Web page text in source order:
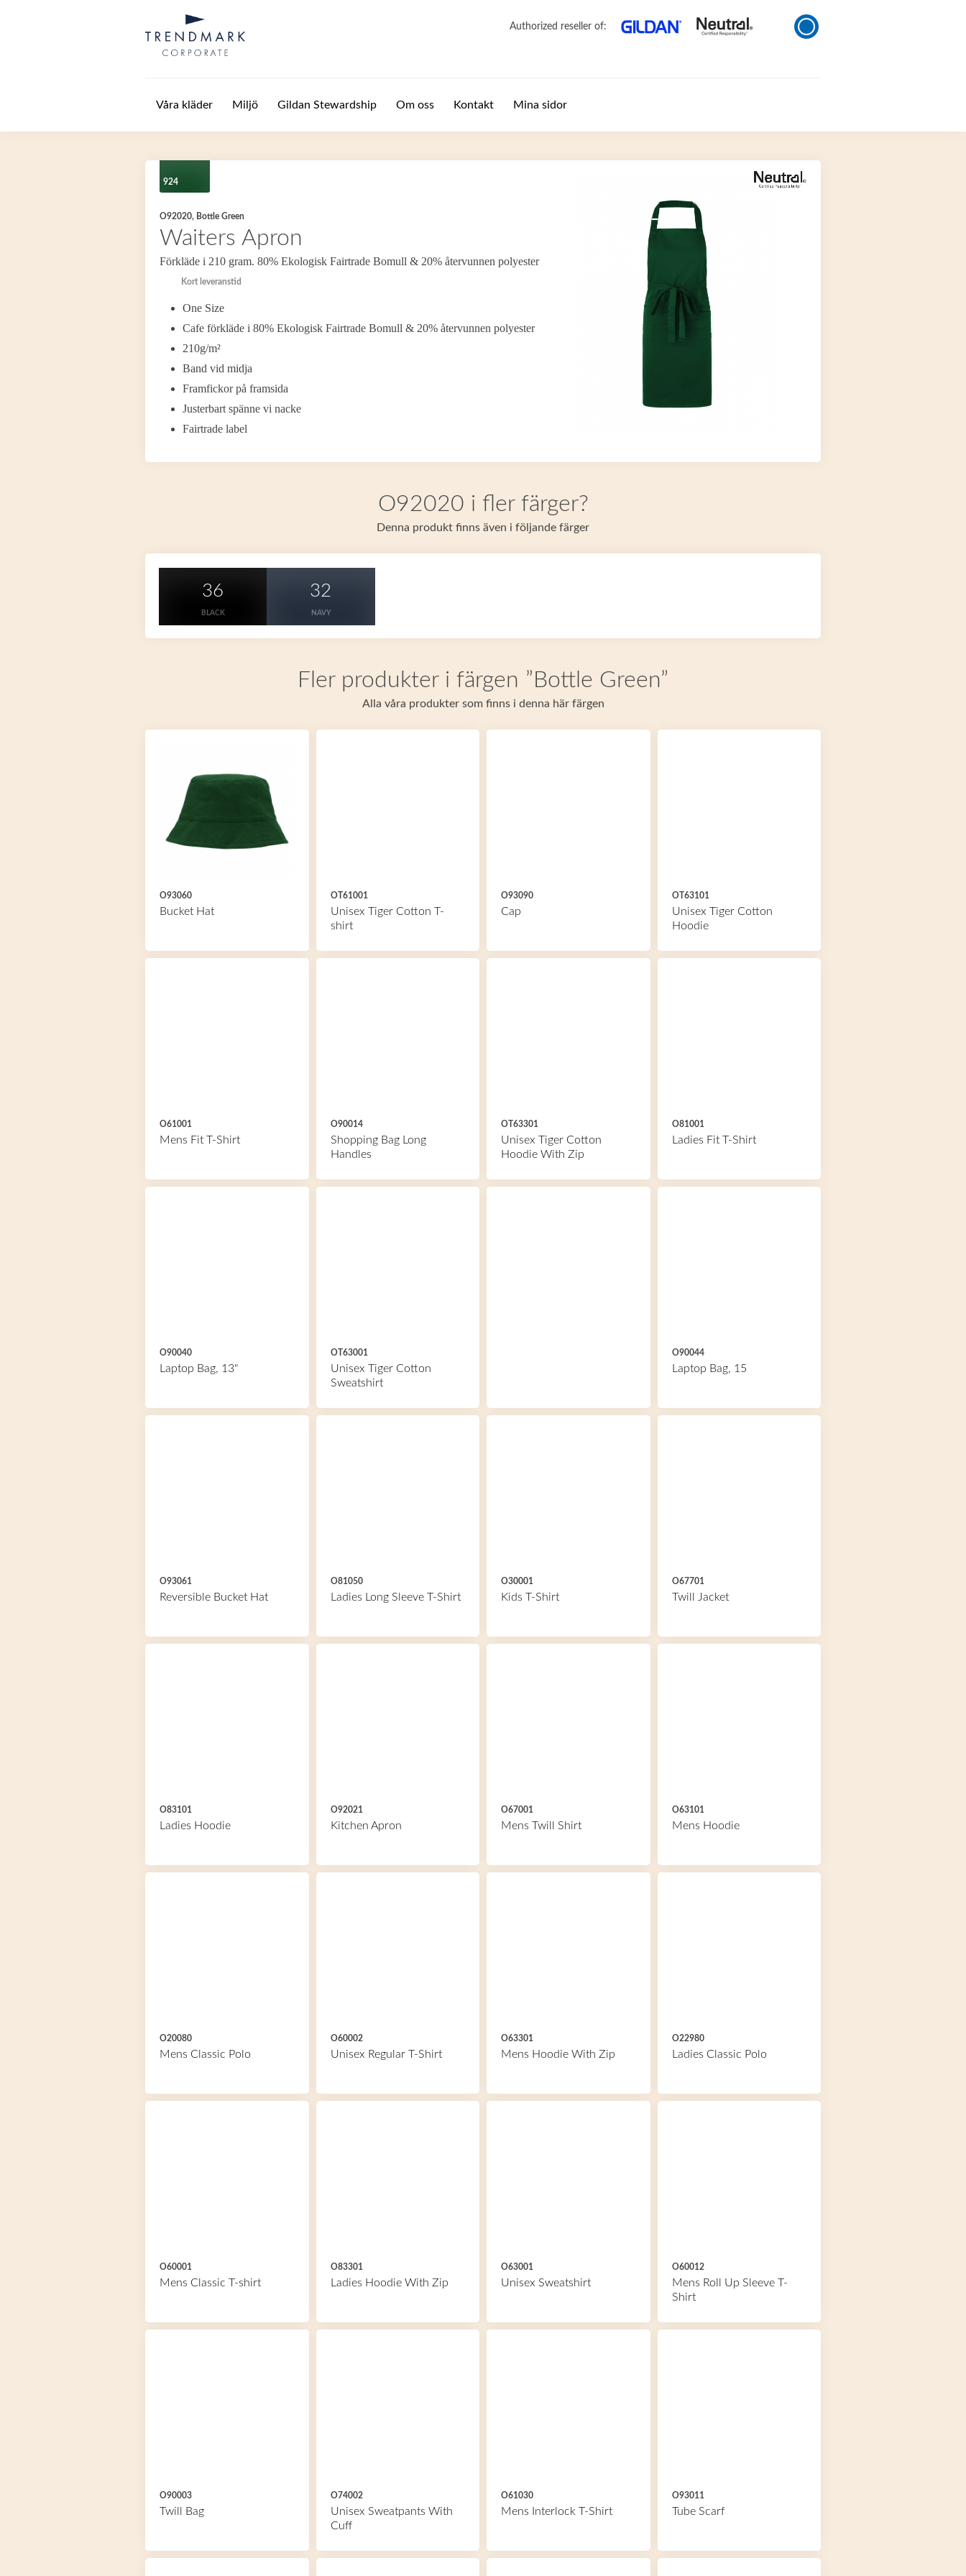
Authorized reseller of:
Våra kläder Miljö Gildan Stewardship Om oss Kontakt Mina sidor
924
O92020, Bottle Green
Waiters Apron
Förkläde i 210 gram. 80% Ekologisk Fairtrade Bomull & 20% återvunnen polyester
Kort leveranstid
One Size
Cafe förkläde i 80% Ekologisk Fairtrade Bomull & 20% återvunnen polyester
210g/m²
Band vid midja
Framfickor på framsida
Justerbart spänne vi nacke
Fairtrade label
O92020 i fler färger?
Denna produkt finns även i följande färger
36
BLACK
32
NAVY
Fler produkter i färgen ”Bottle Green”
Alla våra produkter som finns i denna här färgen
O93060
Bucket Hat
OT61001
Unisex Tiger Cotton T-
shirt
O93090
Cap
OT63101
Unisex Tiger Cotton
Hoodie
O61001
Mens Fit T-Shirt
O90014
Shopping Bag Long
Handles
OT63301
Unisex Tiger Cotton
Hoodie With Zip
O81001
Ladies Fit T-Shirt
O90040
Laptop Bag, 13"
OT63001
Unisex Tiger Cotton
Sweatshirt
O90044
Laptop Bag, 15
O93061
Reversible Bucket Hat
O81050
Ladies Long Sleeve T-Shirt
O30001
Kids T-Shirt
O67701
Twill Jacket
O83101
Ladies Hoodie
O92021
Kitchen Apron
O67001
Mens Twill Shirt
O63101
Mens Hoodie
O20080
Mens Classic Polo
O60002
Unisex Regular T-Shirt
O63301
Mens Hoodie With Zip
O22980
Ladies Classic Polo
O60001
Mens Classic T-shirt
O83301
Ladies Hoodie With Zip
O63001
Unisex Sweatshirt
O60012
Mens Roll Up Sleeve T-
Shirt
O90003
Twill Bag
O74002
Unisex Sweatpants With
Cuff
O61030
Mens Interlock T-Shirt
O93011
Tube Scarf